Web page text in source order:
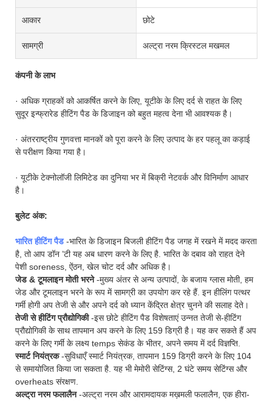
आकार छोटे
सामग्री अल्ट्रा नरम क्रिस्टल मखमल
कंपनी के लाभ
· अधिक ग्राहकों को आकर्षित करने के लिए, यूटीके के लिए दर्द से राहत के लिए
सुदूर इन्फ्रारेड हीटिंग पैड के डिजाइन को बहुत महत्व देना भी आवश्यक है।
· अंतरराष्ट्रीय गुणवत्ता मानकों को पूरा करने के लिए उत्पाद के हर पहलू का कड़ाई
से परीक्षण किया गया है।
· यूटीके टेक्नोलॉजी लिमिटेड का दुनिया भर में बिक्री नेटवर्क और विनिर्माण आधार
है।
बुलेट अंक:
भारित हीटिंग पैड-भारित के डिजाइन बिजली हीटिंग पैड जगह में रखने में मदद करता
है, तो आप डॉन ’टी यह अब धारण करने के लिए है. भारित के दबाव को राहत देने
पेशी soreness, ऐंठन, खेल चोट दर्द और अधिक है।
जेड & टूमलाइन मोती भरने-मुख्य अंतर से अन्य उत्पादों, के बजाय ग्लास मोती, हम
जेड और टूमलाइन भरने के रूप में सामग्री का उपयोग कर रहे हैं. इन हीलिंग पत्थर
गर्मी होगी अप तेजी से और अपने दर्द को ध्यान केंद्रित क्षेत्र चुनने की सलाह देते।
तेजी से हीटिंग प्रौद्योगिकी-इस छोटे हीटिंग पैड विशेषताएं उन्नत तेजी से-हीटिंग
प्रौद्योगिकी के साथ तापमान अप करने के लिए 159 डिग्री है। यह कर सकते हैं अप
करने के लिए गर्मी के लक्ष्य temps सेकंड के भीतर, अपने समय में दर्द विज्ञप्ति.
स्मार्ट नियंत्रक-सुविधाएँ स्मार्ट नियंत्रक, तापमान 159 डिग्री करने के लिए 104
से समायोजित किया जा सकता है. यह भी मेमोरी सेटिंग्स, 2 घंटे समय सेटिंग्स और
overheats संरक्षण.
अल्ट्रा नरम फलालैन-अल्ट्रा नरम और आरामदायक मख़मली फलालैन, एक हीरा-